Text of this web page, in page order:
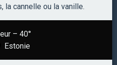
la cannelle ou la vanille.
– 40°
Estonie